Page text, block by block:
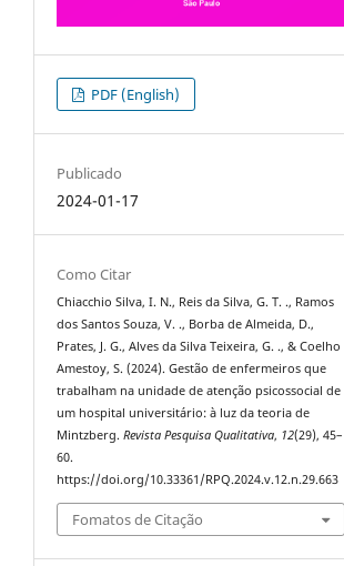
PDF (English)
Publicado
2024-01-17
Como Citar
Chiacchio Silva, I. N., Reis da Silva, G. T. ., Ramos
dos Santos Souza, V. ., Borba de Almeida, D.,
Prates, J. G., Alves da Silva Teixeira, G. ., & Coelho
Amestoy, S. (2024). Gestão de enfermeiros que
trabalham na unidade de atenção psicossocial de
um hospital universitário: à luz da teoria de
Mintzberg.Revista Pesquisa Qualitativa, 12(29), 45–
60.
https://doi.org/10.33361/RPQ.2024.v.12.n.29.663
Fomatos de Citação